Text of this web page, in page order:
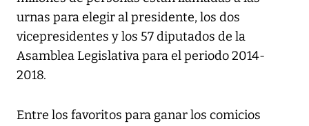
urnas para elegir al presidente, los dos
vicepresidentes y los 57 diputados de la
Asamblea Legislativa para el periodo 2014-
2018.
Entre los favoritos para ganar los comicios